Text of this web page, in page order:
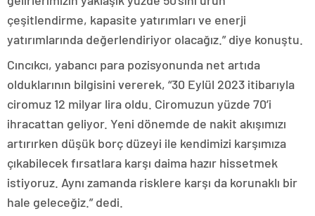
çeşitlendirme, kapasite yatırımları ve enerji
yatırımlarında değerlendiriyor olacağız.” diye konuştu.
Cıncıkcı, yabancı para pozisyonunda net artıda
olduklarının bilgisini vererek, “30 Eylül 2023 itibarıyla
ciromuz 12 milyar lira oldu. Ciromuzun yüzde 70’i
ihracattan geliyor. Yeni dönemde de nakit akışımızı
artırırken düşük borç düzeyi ile kendimizi karşımıza
çıkabilecek fırsatlara karşı daima hazır hissetmek
istiyoruz. Aynı zamanda risklere karşı da korunaklı bir
hale geleceğiz.” dedi.